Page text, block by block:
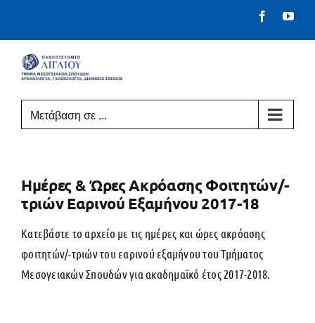
Facebook
Μετάβαση σε ...
Ημέρες & Ώρες Ακρόασης Φοιτητών/-
τριών Εαρινού Εξαμήνου 2017-18
Κατεβάστε το αρχείο με τις ημέρες και ώρες ακρόασης
φοιτητών/-τριών του εαρινού εξαμήνου του Τμήματος
Μεσογειακών Σπουδών για ακαδημαϊκό έτος 2017-2018.